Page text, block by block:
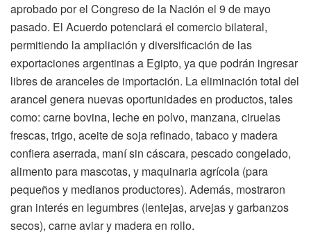
aprobado por el Congreso de la Nación el 9 de mayo
pasado. El Acuerdo potenciará el comercio bilateral,
permitiendo la ampliación y diversificación de las
exportaciones argentinas a Egipto, ya que podrán ingresar
libres de aranceles de importación. La eliminación total del
arancel genera nuevas oportunidades en productos, tales
como: carne bovina, leche en polvo, manzana, ciruelas
frescas, trigo, aceite de soja refinado, tabaco y madera
confiera aserrada, maní sin cáscara, pescado congelado,
alimento para mascotas, y maquinaria agrícola (para
pequeños y medianos productores). Además, mostraron
gran interés en legumbres (lentejas, arvejas y garbanzos
secos), carne aviar y madera en rollo.